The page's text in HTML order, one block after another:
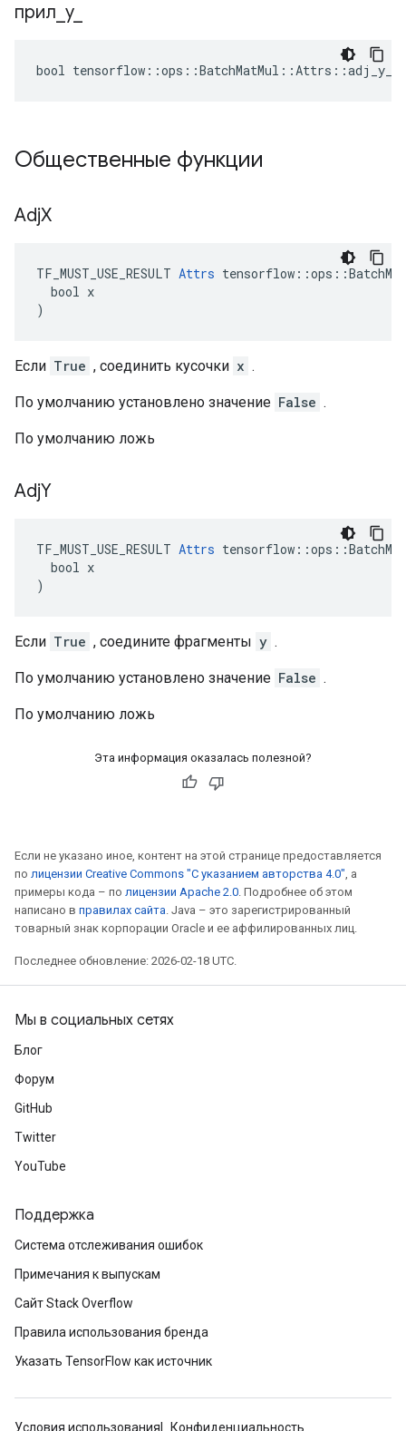
прил y_
bool tensorflow::ops::BatchMatMul::Attrs::adj_y_
Общественные функции
AdjX
TF_MUST_USE_RESULT Attrs
  bool x
)
Если True , соединить кусочки x .
По умолчанию установлено значение False .
По умолчанию ложь
AdjY
TF_MUST_USE_RESULT Attrs
  bool x
)
Если True , соедините фрагменты y .
По умолчанию установлено значение False .
По умолчанию ложь
Эта информация оказалась полезной?
Если не указано иное, контент на этой странице предоставляется
по лицензии Creative Commons "С указанием авторства 4.0", а
примеры кода – по лицензии Apache 2.0. Подробнее об этом
написано в правилах сайта. Java – это зарегистрированный
товарный знак корпорации Oracle и ее аффилированных лиц.
Последнее обновление: 2026-02-18 UTC.
Мы в социальных сетях
Блог
Форум
GitHub
Twitter
YouTube
Поддержка
Система отслеживания ошибок
Примечания к выпускам
Сайт Stack Overflow
Правила использования бренда
Указать TensorFlow как источник
Условия использования Конфиденциальность